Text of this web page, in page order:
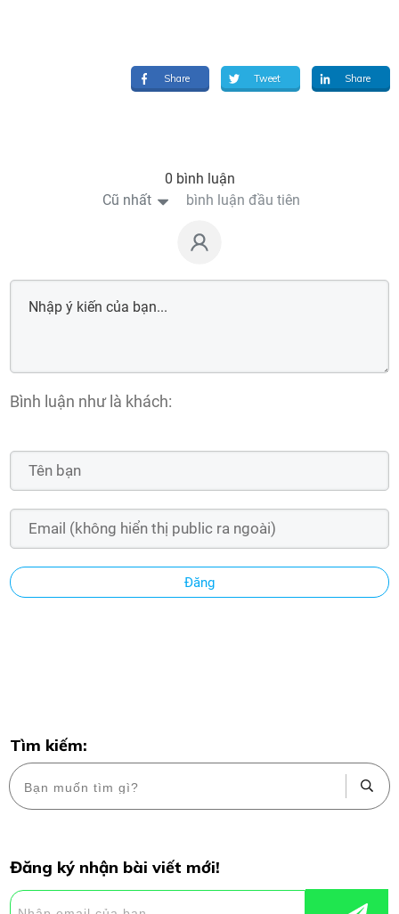
Share Tweet Share
0 bình luận
Cũ nhất
bình luận đầu tiên
Bình luận như là khách:
Đăng
Tìm kiếm:
Đăng ký nhận bài viết mới!